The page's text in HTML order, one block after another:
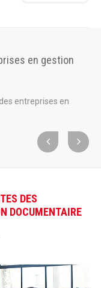
en gestion
entreprises en
DES
DOCUMENTAIRE